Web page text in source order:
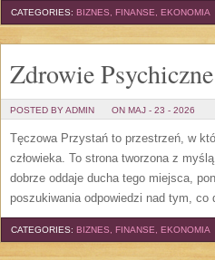
CATEGORIES: BIZNES, FINANSE, EKONOMIA
Zdrowie Psychiczne
POSTED BY ADMIN ON MAJ - 23 - 2026
Tęczowa Przystań to przestrzeń, w
człowieka. To strona tworzona z
dobrze oddaje ducha tego miejsca,
poszukiwania odpowiedzi nad tym, co
CATEGORIES: BIZNES, FINANSE, EKONOMIA